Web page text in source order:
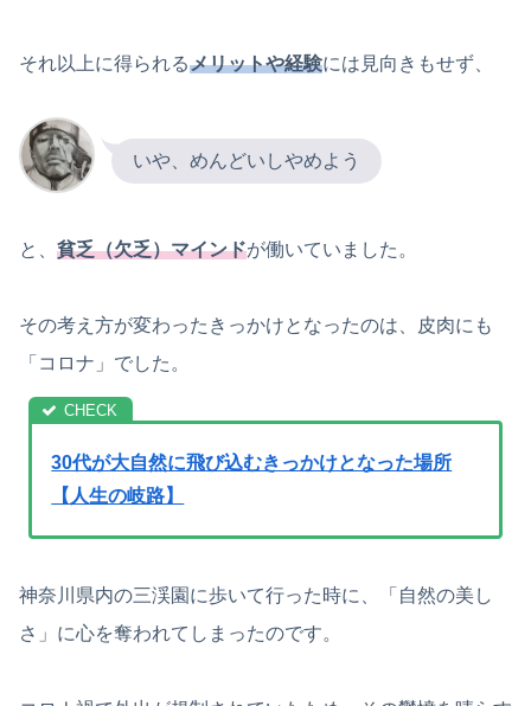
それ以上に得られるメリットや経験には見向きもせず、
いや、めんどいしやめよう
と、 貧乏（欠乏）マインドが働いていました。
その考え方が変わったきっかけとなったのは、皮肉にも
「コロナ」でした。
30代が大自然に飛び込むきっかけとなった場所
【人生の岐路】
神奈川県内の三渓園に歩いて行った時に、「自然の美し
さ」に心を奪われてしまったのです。